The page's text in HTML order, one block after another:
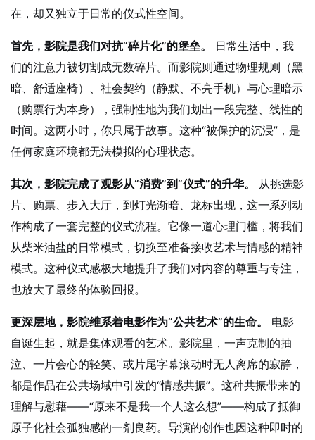
在，却又独立于日常的仪式性空间。
首先，影院是我们对抗“碎片化”的堡垒。
日常生活中，我
们的注意力被切割成无数碎片。而影院则通过物理规则（黑
暗、舒适座椅）、社会契约（静默、不亮手机）与心理暗示
（购票行为本身），强制性地为我们划出一段完整、线性的
时间。这两小时，你只属于故事。这种“被保护的沉浸”，是
任何家庭环境都无法模拟的心理状态。
其次，影院完成了观影从“消费”到“仪式”的升华。
从挑选影
片、购票、步入大厅，到灯光渐暗、龙标出现，这一系列动
作构成了一套完整的仪式流程。它像一道心理门槛，将我们
从柴米油盐的日常模式，切换至准备接收艺术与情感的精神
模式。这种仪式感极大地提升了我们对内容的尊重与专注，
也放大了最终的体验回报。
更深层地，影院维系着电影作为“公共艺术”的生命。
电影
自诞生起，就是集体观看的艺术。影院里，一声克制的抽
泣、一片会心的轻笑、或片尾字幕滚动时无人离席的寂静，
都是作品在公共场域中引发的“情感共振”。这种共振带来的
理解与慰藉——“原来不是我一个人这么想”——构成了抵御
原子化社会孤独感的一剂良药。导演的创作也因这种即时的